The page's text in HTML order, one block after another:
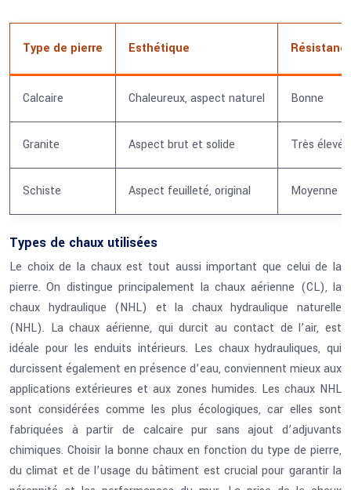
Type de pierre Esthétique
Calcaire Chaleureux, aspect naturel Bonne
Granite Aspect brut et solide Très élevée
Schiste Aspect feuilleté, original Moyenne
Types de chaux utilisées
Le choix de la chaux est tout aussi important que celui de la
pierre. On distingue principalement la chaux aérienne (CL), la
chaux hydraulique (NHL) et la chaux hydraulique naturelle
(NHL). La chaux aérienne, qui durcit au contact de l’air, est
idéale pour les enduits intérieurs. Les chaux hydrauliques, qui
durcissent également en présence d’eau, conviennent mieux aux
applications extérieures et aux zones humides. Les chaux NHL
sont considérées comme les plus écologiques, car elles sont
fabriquées à partir de calcaire pur sans ajout d’adjuvants
chimiques. Choisir la bonne chaux en fonction du type de pierre,
du climat et de l’usage du bâtiment est crucial pour garantir la